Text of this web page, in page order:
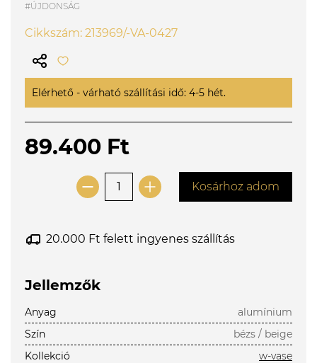
#ÚJDONSÁG
Cikkszám: 213969/-VA-0427
Elérhető - várható szállítási idő: 4-5 hét.
89.400 Ft
Kosárhoz adom
20.000 Ft felett ingyenes szállítás
Jellemzők
Anyag
alumínium
Szín
bézs / beige
Kollekció
w-vase